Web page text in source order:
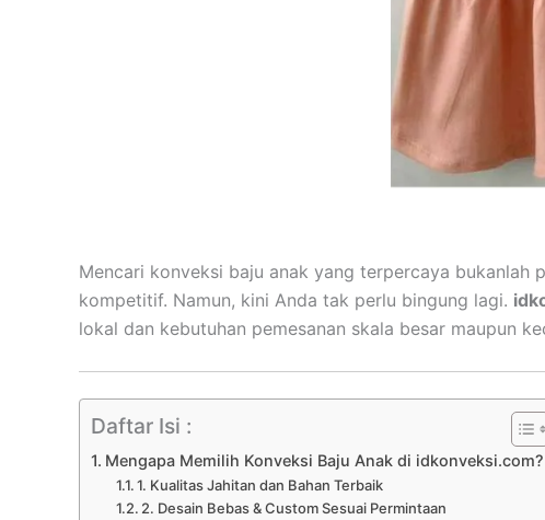
Mencari konveksi baju anak yang terpercaya bukanlah
kompetitif. Namun, kini Anda tak perlu bingung lagi.
lokal dan kebutuhan pemesanan skala besar maupun
Daftar Isi :
Mengapa Memilih Konveksi Baju Anak di idkonveksi.com?
1. Kualitas Jahitan dan Bahan Terbaik
2. Desain Bebas & Custom Sesuai Permintaan